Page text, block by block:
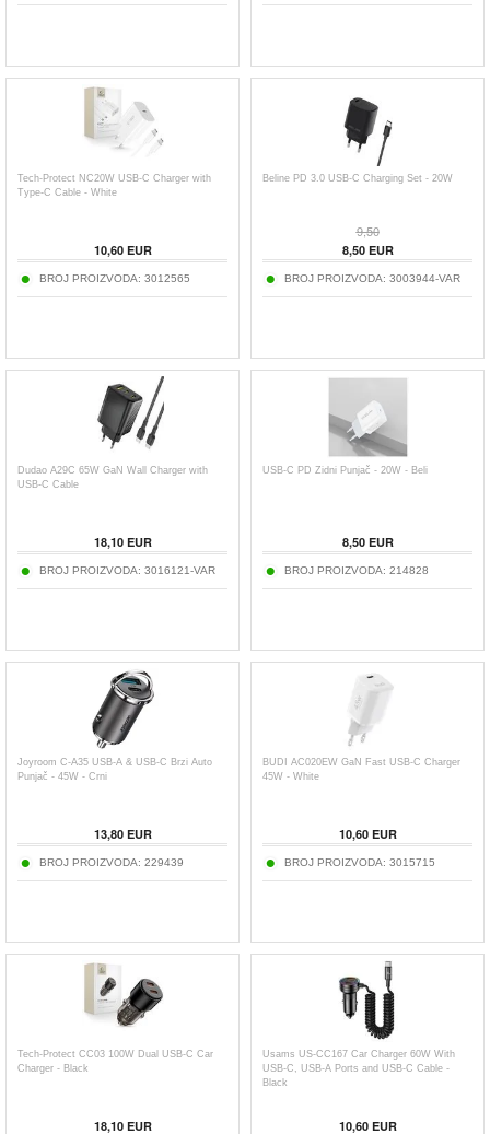
Tech-Protect NC20W USB-C Charger with
Type-C Cable - White
10,60EUR
BROJ PROIZVODA: 3012565
Beline PD 3.0 USB-C Charging Set - 20W
9,50
8,50EUR
BROJ PROIZVODA: 3003944-VAR
Dudao A29C 65W GaN Wall Charger with
USB-C Cable
18,10EUR
BROJ PROIZVODA: 3016121-VAR
USB-C PD Zidni Punjač - 20W - Beli
8,50EUR
BROJ PROIZVODA: 214828
Joyroom C-A35 USB-A & USB-C Brzi Auto
Punjač - 45W - Crni
13,80EUR
BROJ PROIZVODA: 229439
BUDI AC020EW GaN Fast USB-C Charger
45W - White
10,60EUR
BROJ PROIZVODA: 3015715
Tech-Protect CC03 100W Dual USB-C Car
Charger - Black
18,10EUR
Usams US-CC167 Car Charger 60W With
USB-C, USB-A Ports and USB-C Cable -
Black
10,60EUR